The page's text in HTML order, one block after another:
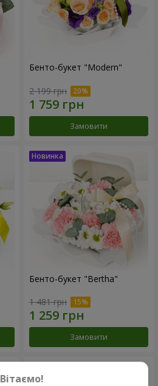
Бенто-букет "Modern"
2 199 грн
Замовити
Бенто-букет "Bertha"
1 481 грн
Замовити
Вітаємо!